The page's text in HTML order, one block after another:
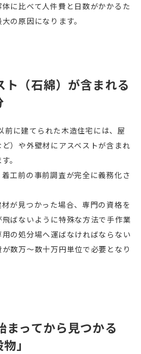
に比べて人件費と日数がかかるた
の原因になります。
ト（石綿）が含まれる
前に建てられた木造住宅には、屋
）や外壁材にアスベストが含まれ
。
工前の事前調査が完全に義務化さ
が見つかった場合、専門の資格を
ばないように特殊な方法で手作業
の処分場へ運ばなければならない
数万〜数十万円単位で必要となり
まってから見つかる
」